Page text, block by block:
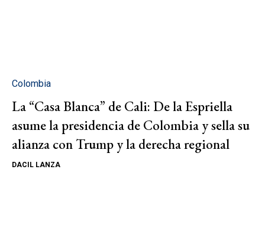
Colombia
La “Casa Blanca” de Cali: De la Espriella
asume la presidencia de Colombia y sella su
alianza con Trump y la derecha regional
DACIL LANZA